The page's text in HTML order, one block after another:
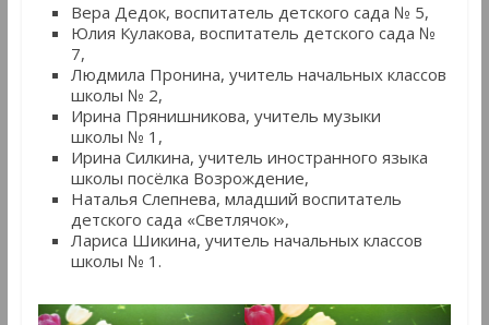
Вера Дедок, воспитатель детского сада № 5,
Юлия Кулакова, воспитатель детского сада №
7,
Людмила Пронина, учитель начальных классов
школы № 2,
Ирина Прянишникова, учитель музыки
школы № 1,
Ирина Силкина, учитель иностранного языка
школы посёлка Возрождение,
Наталья Слепнева, младший воспитатель
детского сада «Светлячок»,
Лариса Шикина, учитель начальных классов
школы № 1.